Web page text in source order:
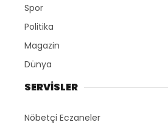
Spor
Politika
Magazin
Dünya
SERVİSLER
Nöbetçi Eczaneler